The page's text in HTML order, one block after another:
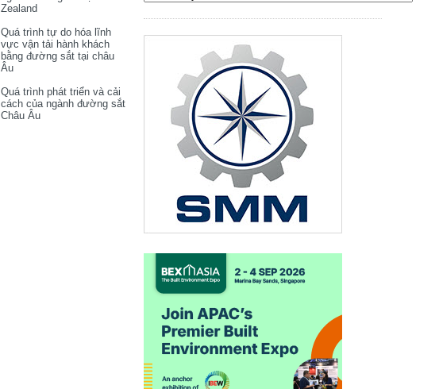
Zealand
Quá trình tự do hóa lĩnh
vực vận tải hành khách
bằng đường sắt tại châu
Âu
Quá trình phát triển và cải
cách của ngành đường sắt
Châu Âu